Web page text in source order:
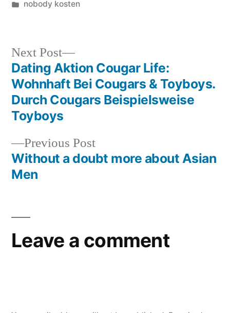
nobody kosten
Previous Post
Without a doubt more about Asian
Men
Next Post
Dating Aktion Cougar Life:
Wohnhaft Bei Cougars & Toyboys.
Durch Cougars Beispielsweise
Toyboys
Leave a comment